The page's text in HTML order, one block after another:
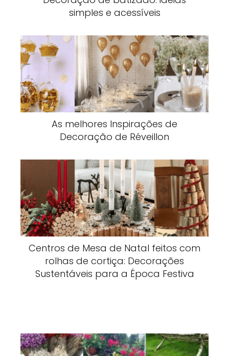
simples e acessíveis
As melhores Inspirações de
Decoração de Réveillon
Centros de Mesa de Natal feitos com
rolhas de cortiça: Decorações
Sustentáveis para a Época Festiva